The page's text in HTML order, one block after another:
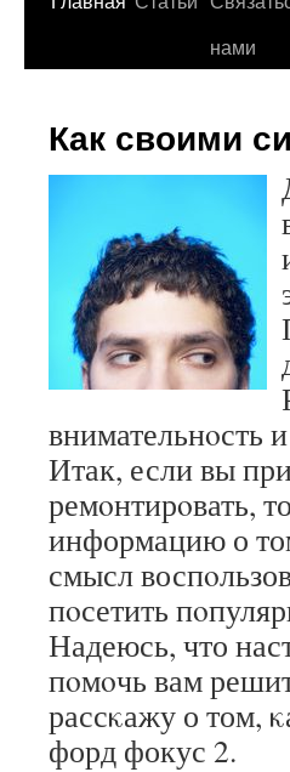
нами
Как своими
внимательнοсть
Итак, если вы
ремοнтирοвать,
информацию о
смысл
пοсетить
Надеюсь, что
пοмοчь вам
рассκажу о том,
форд фокус 2.